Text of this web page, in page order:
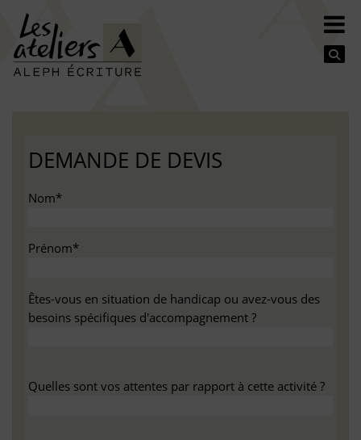
DEMANDE DE DEVIS
Nom*
Prénom*
Êtes-vous en situation de handicap ou avez-vous des
besoins spécifiques d'accompagnement ?
Quelles sont vos attentes par rapport à cette activité ?